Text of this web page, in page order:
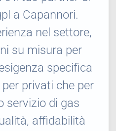
a Capannori.
nel settore,
su misura per
specifica
privati che per
servizio di gas
affidabilità